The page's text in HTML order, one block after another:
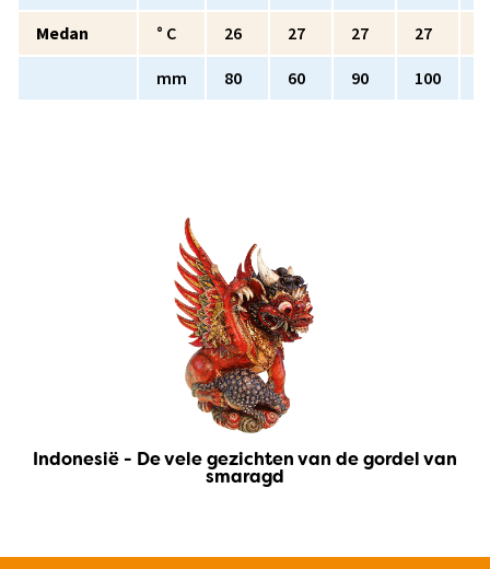
Medan ° C 26 27 27 27
mm 80 60 90 100
Indonesië - De vele gezichten van de gordel van
smaragd